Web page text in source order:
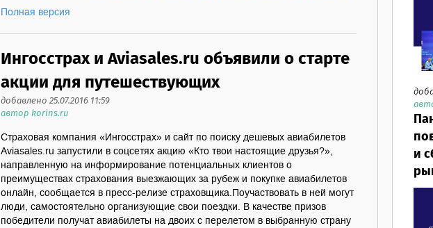
Полная версия
Ингосстрах и Aviasales.ru объявили о старте
акции для путешествующих
добавлено 25.07.2016 11:59
автор korins.ru
Страховая компания «Ингосстрах» и сайт по поиску дешевых авиабилетов
Aviasales.ru запустили в соцсетях акцию «Кто твои настоящие друзья?»,
направленную на информирование потенциальных клиентов о
преимуществах страхования выезжающих за рубеж и покупке авиабилетов
онлайн, сообщается в пресс-релизе страховщика.Поучаствовать в ней могут
люди, самостоятельно организующие свои поездки. В качестве призов
победители получат авиабилеты на двоих с перелетом в выбранную страну
и